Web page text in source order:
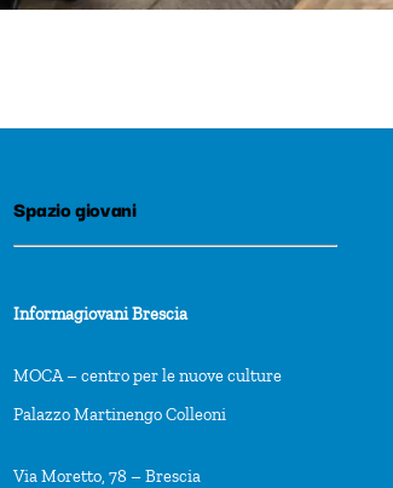
Spazio giovani
Informagiovani Brescia
MOCA – centro per le nuove culture
Palazzo Martinengo Colleoni
Via Moretto, 78 – Brescia